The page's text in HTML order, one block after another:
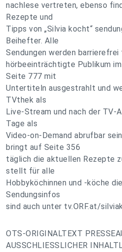
nachlese vertreten, ebenso
Rezepte und
Tipps von „Silvia kocht“
Beihefter. Alle
Sendungen werden
hörbeeinträchtigte Publikum im
Seite 777 mit
Untertiteln ausgestrahlt und
TVthek als
Live-Stream und nach der TV-
Tage als
Video-on-Demand abrufbar
bringt auf Seite 356
täglich die aktuellen Rezepte
stellt für alle
Hobbyköchinnen und -köche
Sendungsinfos
sind auch unter tv.ORF.at/
OTS-ORIGINALTEXT
AUSSCHLIESSLICHER